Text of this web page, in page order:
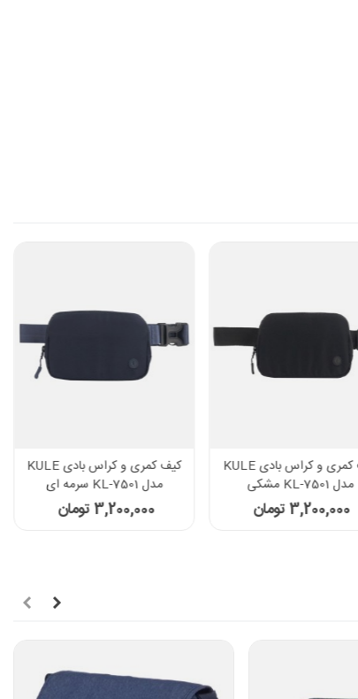
کیف کمری و کراس بادی KULE
مدل KL-7501 مشکی
3,200,000 تومان
کیف کمری و کراس بادی KULE
مدل KL-7501 سرمه ای
3,200,000 تومان